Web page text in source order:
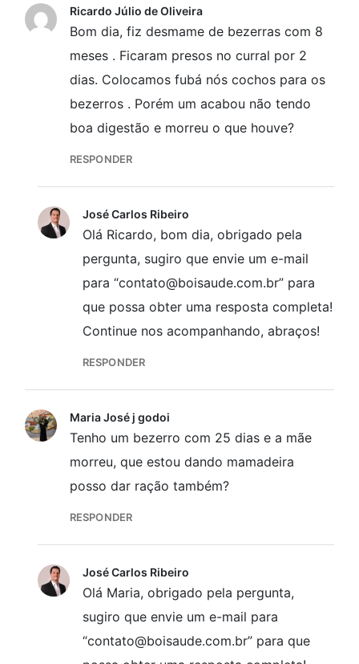
Ricardo Júlio de Oliveira
Bom dia, fiz desmame de bezerras com 8
meses . Ficaram presos no curral por 2
dias. Colocamos fubá nós cochos para os
bezerros . Porém um acabou não tendo
boa digestão e morreu o que houve?
RESPONDER
José Carlos Ribeiro
Olá Ricardo, bom dia, obrigado pela
pergunta, sugiro que envie um e-mail
para “contato@boisaude.com.br” para
que possa obter uma resposta completa!
Continue nos acompanhando, abraços!
RESPONDER
Maria José j godoi
Tenho um bezerro com 25 dias e a mãe
morreu, que estou dando mamadeira
posso dar ração também?
RESPONDER
José Carlos Ribeiro
Olá Maria, obrigado pela pergunta,
sugiro que envie um e-mail para
“contato@boisaude.com.br” para que